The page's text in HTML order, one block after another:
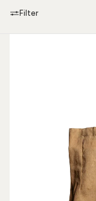
Filter